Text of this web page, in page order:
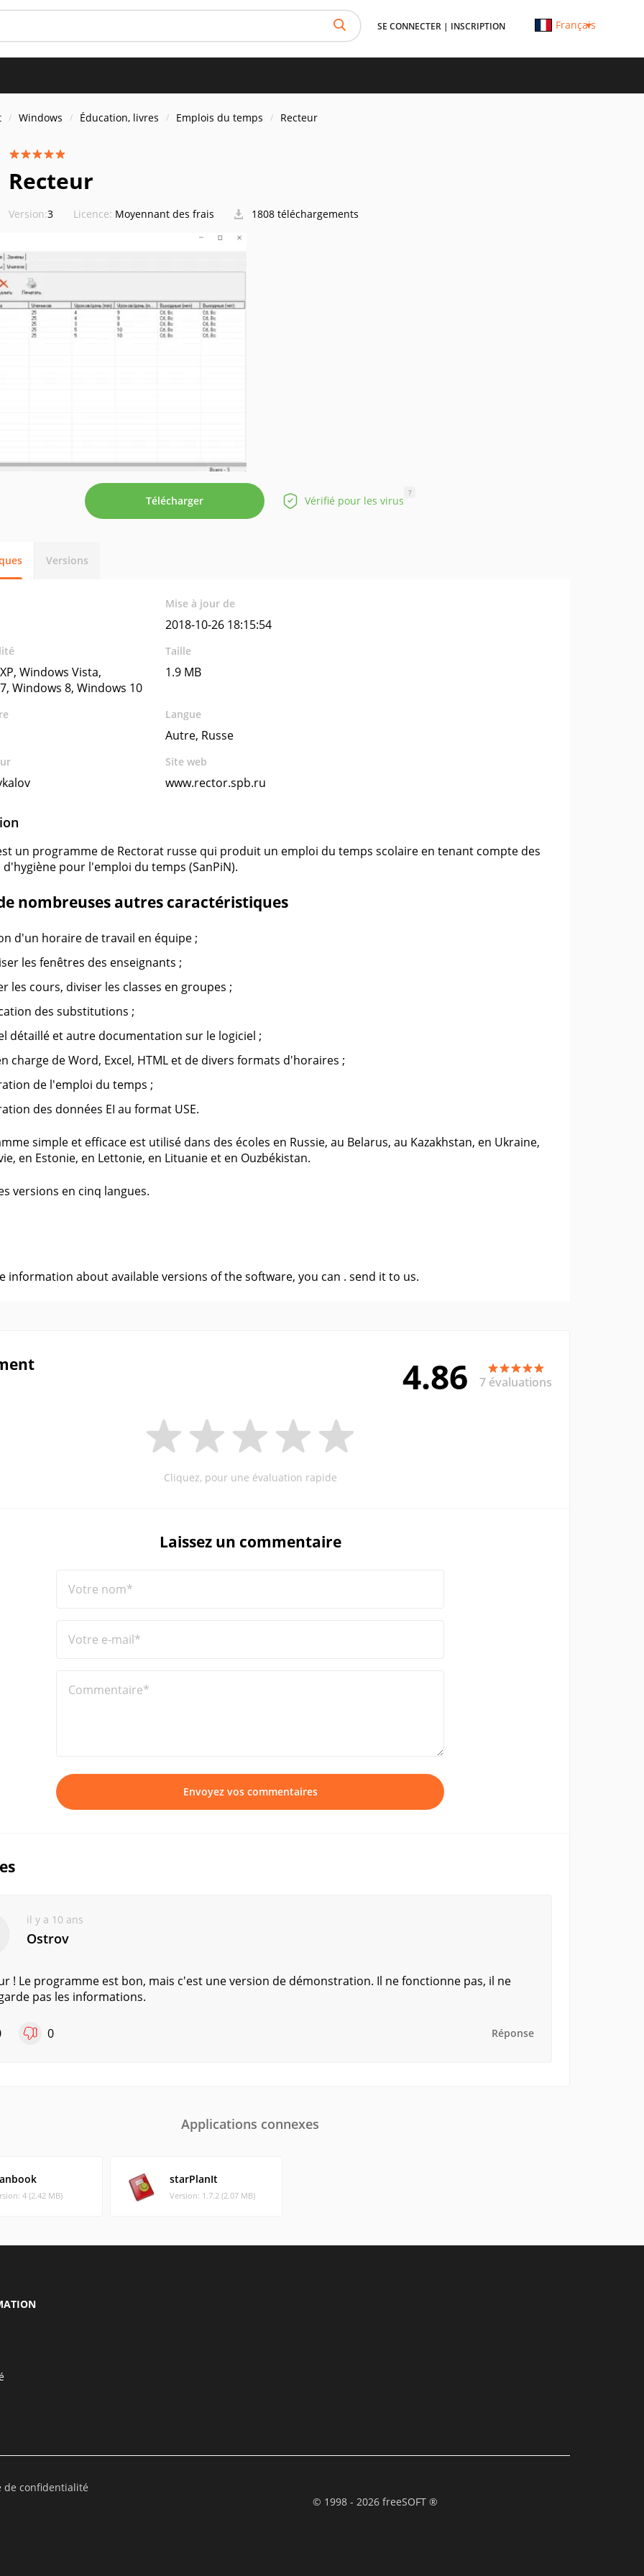
SE CONNECTER | INSCRIPTION Français
Windows Éducation, livres Emplois du temps Recteur
Recteur
Version:3 Licence: Moyennant des frais 1808 téléchargements
Télécharger Vérifié pour les virus
?
Versions
Mise à jour de
2018-10-26 18:15:54
Windows Vista,
Windows 8, Windows 10
Taille
1.9 MB
Langue
Autre, Russe
Site web
www.rector.spb.ru
un programme de Rectorat russe qui produit un emploi du temps scolaire en tenant compte des
d'hygiène pour l'emploi du temps (SanPiN).
nombreuses autres caractéristiques
d'un horaire de travail en équipe ;
les fenêtres des enseignants ;
les cours, diviser les classes en groupes ;
des substitutions ;
détaillé et autre documentation sur le logiciel ;
charge de Word, Excel, HTML et de divers formats d'horaires ;
de l'emploi du temps ;
des données EI au format USE.
simple et efficace est utilisé dans des écoles en Russie, au Belarus, au Kazakhstan, en Ukraine,
en Estonie, en Lettonie, en Lituanie et en Ouzbékistan.
versions en cinq langues.
information about available versions of the software, you can . send it to us.
4.86 7 évaluations
Cliquez, pour une évaluation rapide
Laissez un commentaire
Votre nom*
Votre e-mail*
Commentaire*
Envoyez vos commentaires
il y a 10 ans
Ostrov
! Le programme est bon, mais c'est une version de démonstration. Il ne fonctionne pas, il ne
pas les informations.
0 Réponse
Applications connexes
4 (2.42 MB)
starPlanIt
Version: 1.7.2 (2.07 MB)
de confidentialité
© 1998 - 2026 freeSOFT ®